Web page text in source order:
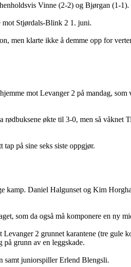
Vinne (2-2) og Bjørgan (1-1).
mot Stjørdals-Blink 2 1. juni.
men klarte ikke å demme opp for
mot Levanger 2 på mandag,
økte til 3-0, men så våknet
på sine seks siste oppgjør.
kamp. Daniel Halgunset og Kim
som da også må komponere en ny
2 grunnet karantene (tre gule
på grunn av en leggskade.
samt juniorspiller Erlend Blengsli.